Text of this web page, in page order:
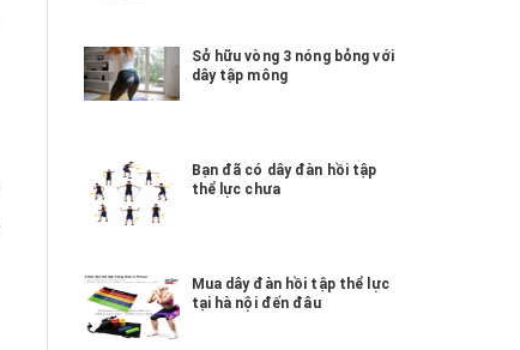
Sở hữu vòng 3 nóng bỏng với
dây tập mông
Bạn đã có dây đàn hồi tập
thể lực chưa
Mua dây đàn hồi tập thể lực
tại hà nội đến đâu